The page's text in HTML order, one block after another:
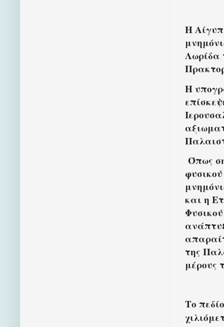
Η
Λωρίδα
Η
Όπως
και η
της
μέρους
Το